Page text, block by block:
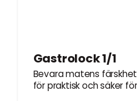
Gastrolock 1/1
Bevara matens
för praktisk och säker